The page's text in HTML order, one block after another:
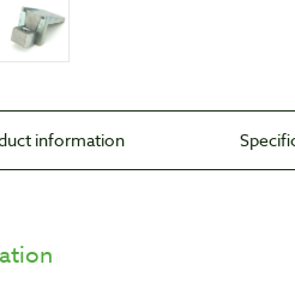
information